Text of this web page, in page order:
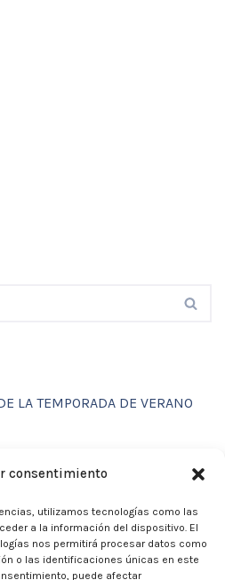
consentimiento
utilizamos tecnologías como las
a la información del dispositivo. El
nos permitirá procesar datos como
o las identificaciones únicas en este
puede afectar
LA TEMPORADA DE VERANO
VERANO 2026 – CLUB
2026